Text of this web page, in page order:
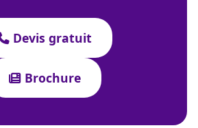
Devis gratuit
Brochure